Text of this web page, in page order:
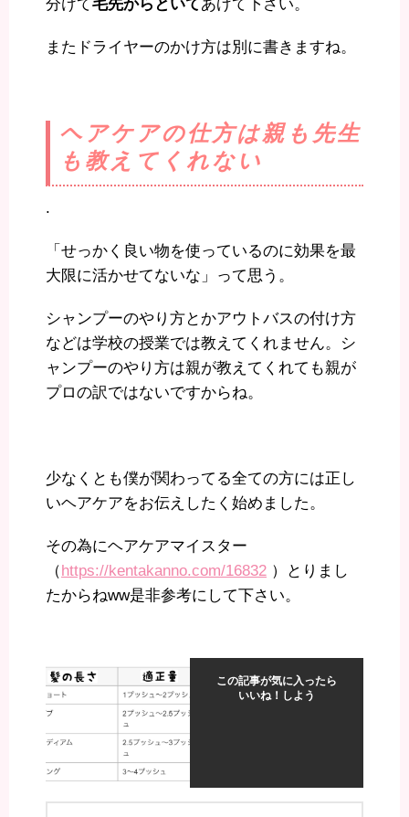
分けて毛先からといてあげて下さい。
またドライヤーのかけ方は別に書きますね。
ヘアケアの仕方は親も先生
も教えてくれない
.
「せっかく良い物を使っているのに効果を最
大限に活かせてないな」って思う。
シャンプーのやり方とかアウトバスの付け方
などは学校の授業では教えてくれません。シ
ャンプーのやり方は親が教えてくれても親が
プロの訳ではないですからね。
少なくとも僕が関わってる全ての方には正し
いヘアケアをお伝えしたく始めました。
その為にヘアケアマイスター
（https://kentakanno.com/16832 ）とりまし
たからねww是非参考にして下さい。
この記事が気に入ったら
いいね！しよう